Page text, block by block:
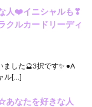
人❤️イニシャルも❣
クルカードリーディ
した🔮3択です✨ ●A
ル[…]
あなたを好きな人